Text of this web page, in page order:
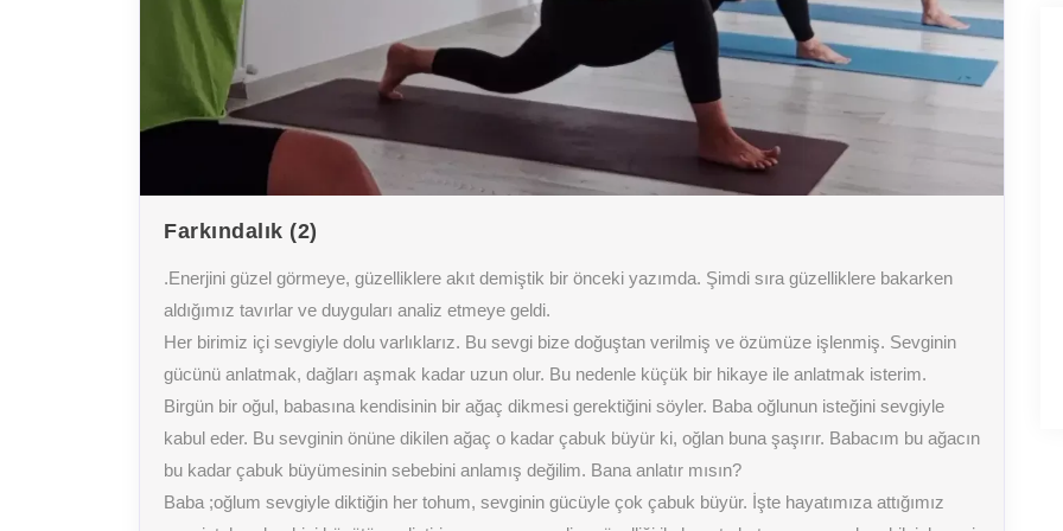
Farkındalık (2)
.Enerjini güzel görmeye, güzelliklere akıt demiştik bir önceki yazımda. Şimdi sıra güzelliklere bakarken
aldığımız tavırlar ve duyguları analiz etmeye geldi.
Her birimiz içi sevgiyle dolu varlıklarız. Bu sevgi bize doğuştan verilmiş ve özümüze işlenmiş. Sevginin
gücünü anlatmak, dağları aşmak kadar uzun olur. Bu nedenle küçük bir hikaye ile anlatmak isterim.
Birgün bir oğul, babasına kendisinin bir ağaç dikmesi gerektiğini söyler. Baba oğlunun isteğini sevgiyle
kabul eder. Bu sevginin önüne dikilen ağaç o kadar çabuk büyür ki, oğlan buna şaşırır. Babacım bu ağacın
bu kadar çabuk büyümesinin sebebini anlamış değilim. Bana anlatır mısın?
Baba ;oğlum sevgiyle diktiğin her tohum, sevginin gücüyle çok çabuk büyür. İşte hayatımıza attığımız